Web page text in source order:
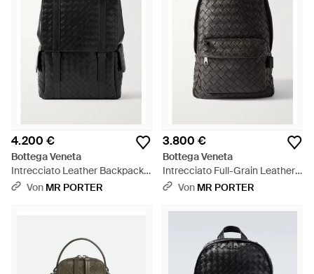
4.200 €
Bottega Veneta
Intrecciato Leather Backpack -
Schwarz
Von MR PORTER
3.800 €
Bottega Veneta
Intrecciato Full-Grain Leather
Backpack - Schwarz
Von MR PORTER